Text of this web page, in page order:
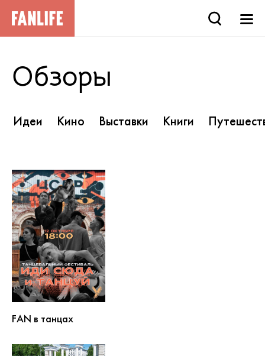
Обзоры
Идеи Кино Выставки Книги
FAN в танцах